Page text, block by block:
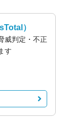
）
威判定・不正
す